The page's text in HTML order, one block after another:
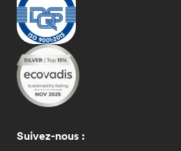
Suivez-nous :